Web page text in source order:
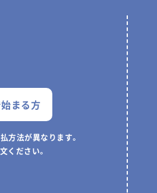
まる方
方法が異なります。
ください。